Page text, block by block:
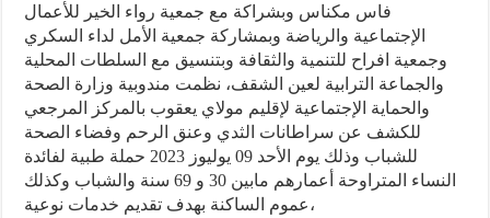
فاس مكناس وبشراكة مع جمعية رواء الخير للأعمال
الإجتماعية والرياضة وبمشاركة جمعية الأمل لداء السكري
وجمعية افراح للتنمية والثقافة وبتنسيق مع السلطات المحلية
والجماعة الترابية لعين الشقف، نظمت مندوبية وزارة الصحة
والحماية الإجتماعية لإقليم مولاي يعقوب بالمركز المرجعي
للكشف عن سراطانات الثدي وعنق الرحم وفضاء الصحة
للشباب وذلك يوم الأحد 09 يوليوز 2023 حملة طبية لفائدة
النساء المتراوحة أعمارهم مابين 30 و 69 سنة والشباب وكذلك
عموم الساكنة بهدف تقديم خدمات نوعية،